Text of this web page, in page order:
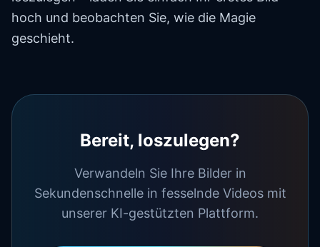
hoch und beobachten Sie, wie die Magie
geschieht.
Bereit, loszulegen?
Verwandeln Sie Ihre Bilder in
Sekundenschnelle in fesselnde Videos mit
unserer KI-gestützten Plattform.